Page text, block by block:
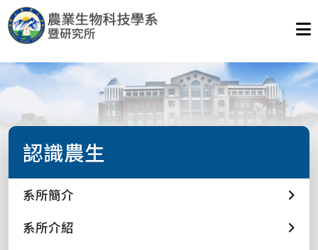
認識農生
系所簡介
系所介紹